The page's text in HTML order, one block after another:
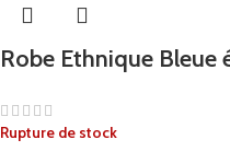
Robe Ethnique Bleue
Rupture de stock